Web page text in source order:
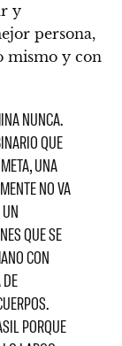
y
persona,
mismo y con
NUNCA.
QUE
UNA
NO VA
QUE SE
CON
PORQUE